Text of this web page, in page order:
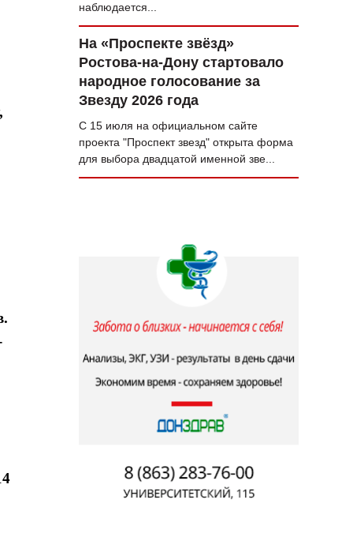
наблюдается...
На «Проспекте звёзд»
Ростова-на-Дону стартовало
народное голосование за
Звезду 2026 года
С 15 июля на официальном сайте
проекта "Проспект звезд" открыта форма
для выбора двадцатой именной зве...